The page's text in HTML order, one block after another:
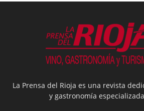
La Prensa del Rioja es una revista
y gastronomía